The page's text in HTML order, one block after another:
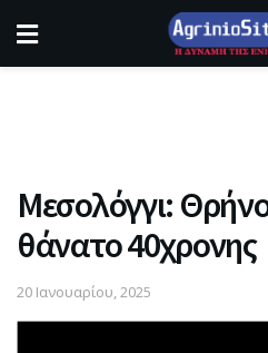
Μεσολόγγι:
θάνατο 40χρονης
20 Ιανουαρίου, 2025